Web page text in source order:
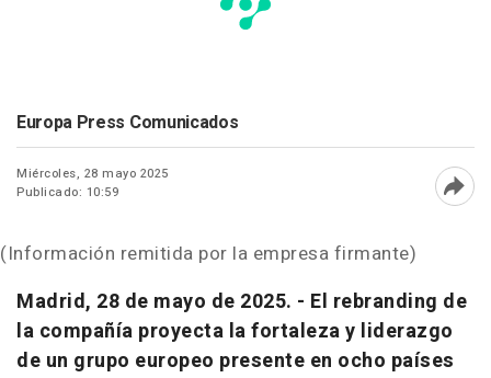
Europa Press Comunicados
Miércoles, 28 mayo 2025
Publicado: 10:59
(Información remitida por la empresa firmante)
Madrid, 28 de mayo de 2025. - El rebranding de
la compañía proyecta la fortaleza y liderazgo
de un grupo europeo presente en ocho países